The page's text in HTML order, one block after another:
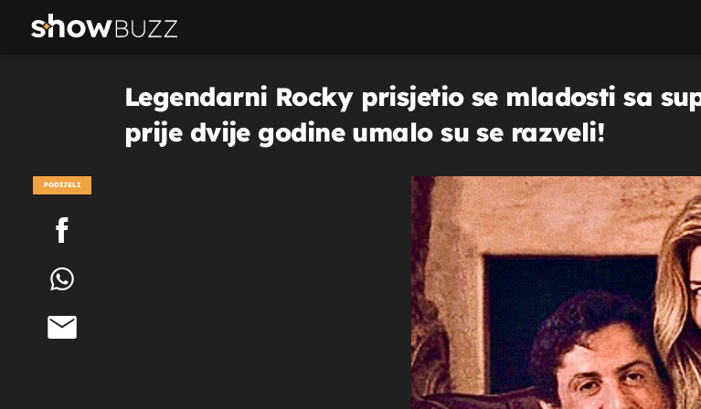
Legendarni Rocky prisjetio se mladosti sa
prije dvije godine umalo su se razveli!
PODIJELI